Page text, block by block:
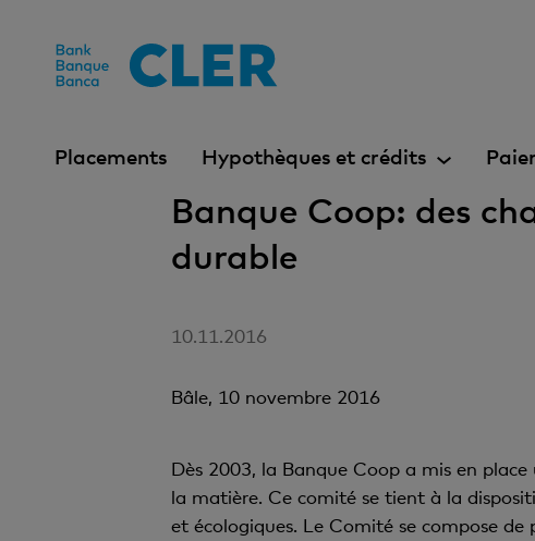
Placements Hypothèques et crédits
Banque Coop: des
durable
10.11.2016
Bâle, 10 novembre 2016
Dès 2003, la Banque Coop a mis en
la matière. Ce comité se tient à la
et écologiques. Le Comité se compose